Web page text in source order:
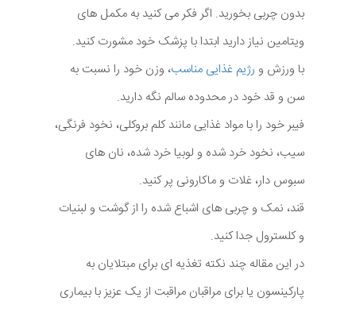
بدون چربی بخورید. اگر فکر می کنید به مکمل های
ویتامین نیاز دارید ابتدا با پزشک خود مشورت کنید.
با ورزش و رژیم غذایی مناسب، وزن خود را نسبت به
سن و قد خود در محدوده سالم نگه دارید.
فیبر خود را با مواد غذایی مانند کلم بروکلی، نخود فرنگی،
سیب، نخود خرد شده و لوبیا خرد شده، نان های
سبوس دار، غلات و ماکارونی پر کنید.
قند، نمک و چربی های اشباع شده را از گوشت و لبنیات
و کلسترول جدا کنید.
در این مقاله چند نکته تغذیه ای برای مبتلایان به
پارکینسون یا برای مراقبان مراقبت از یک عزیز با بیماری